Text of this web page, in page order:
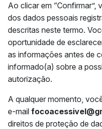
Ao clicar em “Confirmar”,
dos dados pessoais
descritas neste termo.
oportunidade de
as informações antes de
informado(a) sobre a
autorização.
A qualquer momento,
e-mail
direitos de proteção de